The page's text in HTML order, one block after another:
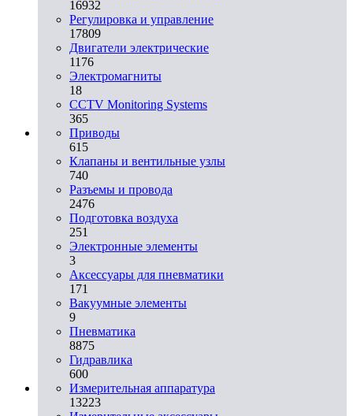
16932
Регулировка и управление
17809
Двигатели электрические
1176
Электромагниты
18
CCTV Monitoring Systems
365
Приводы
615
Клапаны и вентильные узлы
740
Разъемы и провода
2476
Подготовка воздуха
251
Электронные элементы
3
Аксессуары для пневматики
171
Вакуумные элементы
9
Пневматика
8875
Гидравлика
600
Измерительная аппаратура
13223